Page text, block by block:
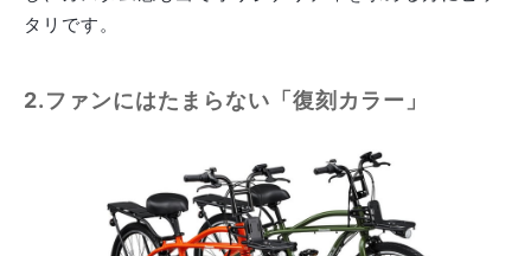
タリです。
2.ファンにはたまらない「復刻カラー」